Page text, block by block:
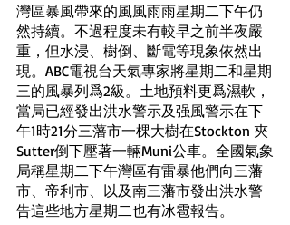
灣區暴風帶來的風風雨雨星期二下午仍
然持續。不過程度未有較早之前半夜嚴
重，但水浸、樹倒、斷電等現象依然出
現。ABC電視台天氣專家將星期二和星期
三的風暴列爲2級。土地預料更爲濕軟，
當局已經發出洪水警示及强風警示在下
午1時21分三藩市一棵大樹在Stockton 夾
Sutter倒下壓著一輛Muni公車。全國氣象
局稱星期二下午灣區有雷暴他們向三藩
市、帝利市、以及南三藩市發出洪水警
告這些地方星期二也有冰雹報告。